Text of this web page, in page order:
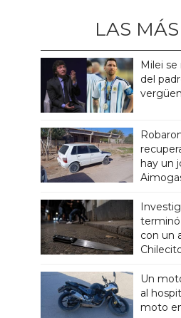
LAS
Milei
del
hay un
con un
Un
al
moto